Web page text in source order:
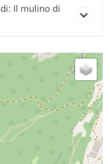
Il mulino di
di legno
mulino